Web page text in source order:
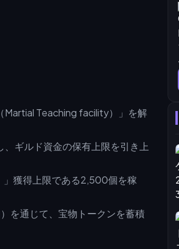
Martial Teaching facility）」を解
ギルド資金の保有上限を引き上
」獲得上限である2,500個を稼
を通じて、宝物トークンを蓄積